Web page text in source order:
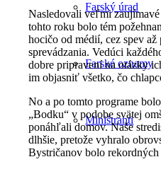
Farský úrad
Farské oznamy
Miništranti
Nasledovali veľmi
tohto roku bolo tém
hocičo od médií, cez spev
sprevádzania. Vedúci
dobre pripravení na otázky
im objasniť všetko, čo
No a po tomto programe
„Bodku“ v podobe svätej
ponáhľali domov. Naše
dlhšie, pretože vyhralo
Bystričanov bolo rekordných